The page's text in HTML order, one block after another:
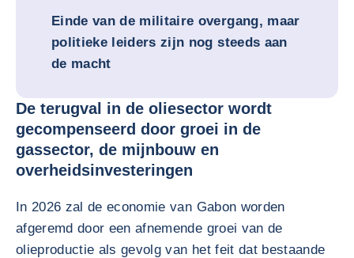
Einde van de militaire overgang, maar
politieke leiders zijn nog steeds aan
de macht
De terugval in de oliesector wordt
gecompenseerd door groei in de
gassector, de mijnbouw en
overheidsinvesteringen
In 2026 zal de economie van Gabon worden
afgeremd door een afnemende groei van de
olieproductie als gevolg van het feit dat bestaande